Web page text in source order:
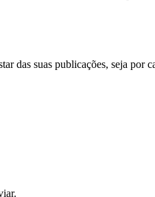
das suas publicações, seja por